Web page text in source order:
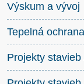
Výskum a vývoj
Tepelná
Projekty